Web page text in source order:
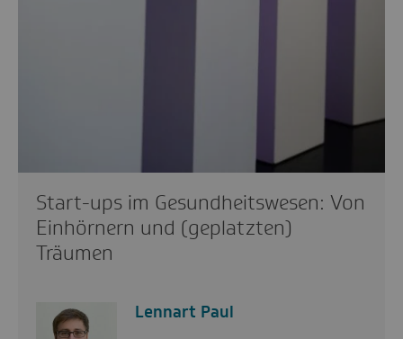
Start-ups im Gesundheitswesen: Von
Einhörnern und (geplatzten)
Träumen
Lennart Paul